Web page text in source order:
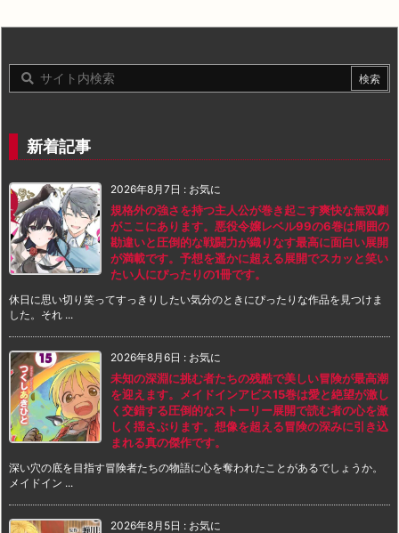
新着記事
2026年8月7日 : お気に
規格外の強さを持つ主人公が巻き起こす爽快な無双劇
がここにあります。悪役令嬢レベル99の6巻は周囲の
勘違いと圧倒的な戦闘力が織りなす最高に面白い展開
が満載です。予想を遥かに超える展開でスカッと笑い
たい人にぴったりの1冊です。
休日に思い切り笑ってすっきりしたい気分のときにぴったりな作品を見つけま
した。それ ...
2026年8月6日 : お気に
未知の深淵に挑む者たちの残酷で美しい冒険が最高潮
を迎えます。メイドインアビス15巻は愛と絶望が激し
く交錯する圧倒的なストーリー展開で読む者の心を激
しく揺さぶります。想像を超える冒険の深みに引き込
まれる真の傑作です。
深い穴の底を目指す冒険者たちの物語に心を奪われたことがあるでしょうか。
メイドイン ...
2026年8月5日 : お気に